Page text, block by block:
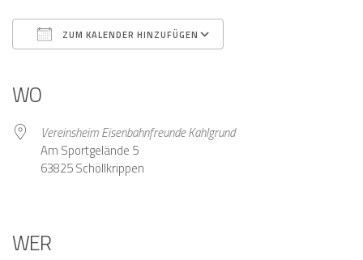
ZUM KALENDER HINZUFÜGEN
WO
Vereinsheim Eisenbahnfreunde Kahlgrund
Am Sportgelände 5
63825 Schöllkrippen
WER